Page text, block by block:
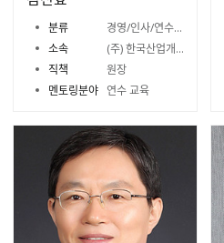
분류
경영/인사/연수/노무
소속
(주) 한국산업개발훈련원
직책
원장
멘토링분야 연수 교육